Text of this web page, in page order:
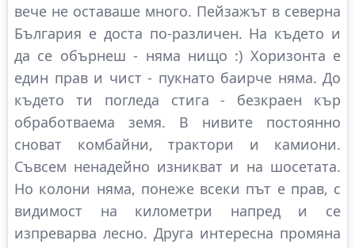
вече не оставаше много. Пейзажът в северна
България е доста по-различен. На където и
да се обърнеш - няма нищо :) Хоризонта е
един прав и чист - пукнато баирче няма. До
където ти погледа стига - безкраен кър
обработваема земя. В нивите постоянно
сноват комбайни, трактори и камиони.
Съвсем ненадейно изникват и на шосетата.
Но колони няма, понеже всеки път е прав, с
видимост на километри напред и се
изпреварва лесно. Друга интересна промяна